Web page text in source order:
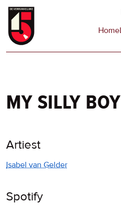
Overslaan
naar
Home
my silly boy
Artiest
Isabel van Gelder
Spotify